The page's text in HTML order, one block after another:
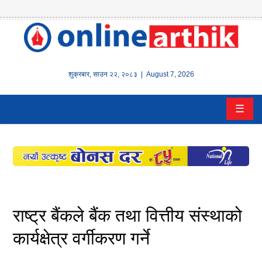
शुक्रबार, साउन २२, २०८३ | August 7, 2026
होम
वित्त
इन्स्योरेन्स
अटो
☰
राष्ट्र बैंकले बैंक तथा वित्तीय संस्थाको
कार्यक्षेत्र वर्गीकरण गर्ने